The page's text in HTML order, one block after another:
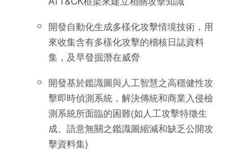
開發自動化生成多樣化攻擊情境技術，用
來收集含有多樣化攻擊的稽核日誌資料
集，及早發掘潛在威脅
開發基於鑑識圖與人工智慧之高穩健性攻
擊即時偵測系統，解決傳統和商業入侵檢
測系統所面臨的困難(如人工攻擊特徵生
成、語意無關之鑑識圖縮減和缺乏公開攻
擊資料集)